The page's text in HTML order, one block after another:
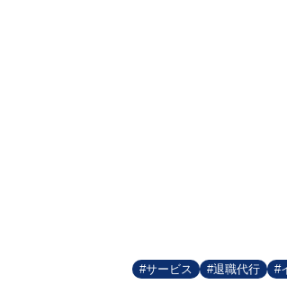
#サービス #退職代行 #